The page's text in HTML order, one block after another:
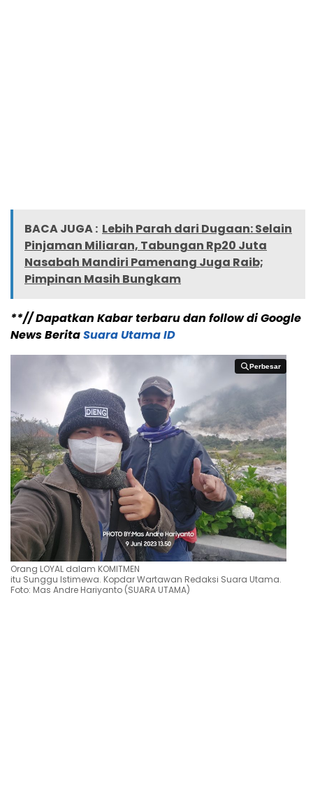
BACA JUGA : Lebih Parah dari Dugaan: Selain
Pinjaman Miliaran, Tabungan Rp20 Juta
Nasabah Mandiri Pamenang Juga Raib;
Pimpinan Masih Bungkam
**// Dapatkan Kabar terbaru dan follow di Google
News BeritaSuara Utama ID
Perbesar
Perbesar
Orang LOYAL dalam KOMITMEN
itu Sunggu Istimewa. Kopdar Wartawan Redaksi Suara Utama.
Foto: Mas Andre Hariyanto (SUARA UTAMA)